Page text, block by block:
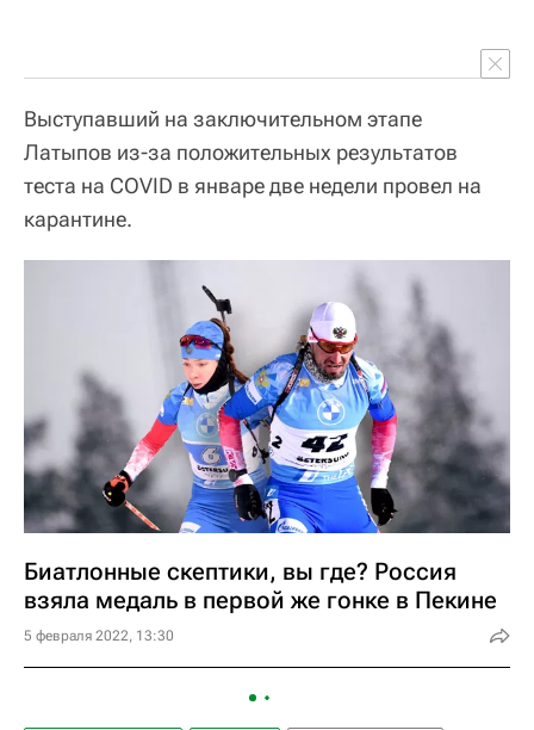
Выступавший на заключительном этапе
Латыпов из-за положительных результатов
теста на COVID в январе две недели провел на
карантине.
Биатлонные скептики, вы где? Россия
взяла медаль в первой же гонке в Пекине
5 февраля 2022, 13:30